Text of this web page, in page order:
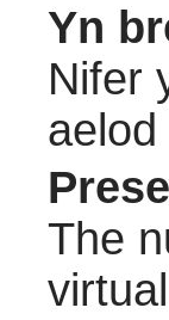
Yn
Nifer
aelod
The